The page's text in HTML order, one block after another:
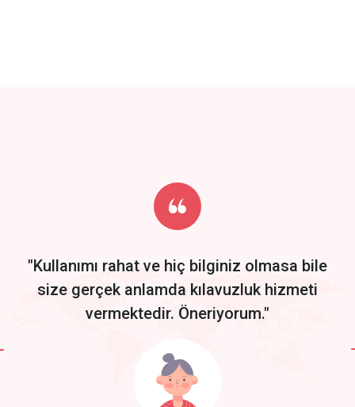
Start by trying our service for 30 days free trial no credit card
required.
"Kullanımı rahat ve hiç bilginiz olmasa bile
size gerçek anlamda kılavuzluk hizmeti
vermektedir. Öneriyorum."